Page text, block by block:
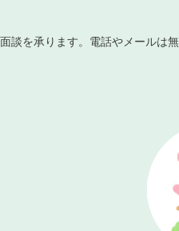
談を承ります。電話やメールは